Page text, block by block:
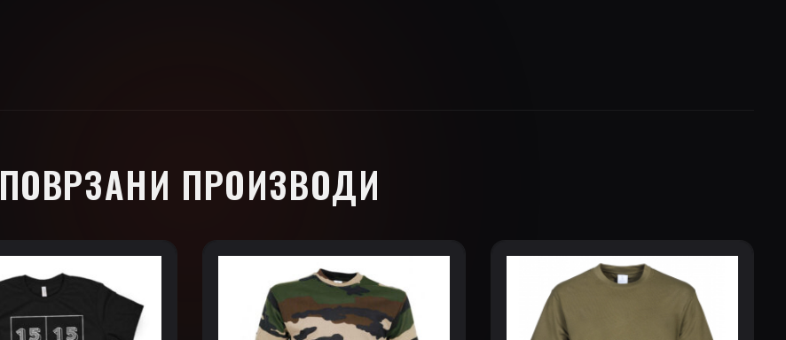
ПОВРЗАНИ ПРОИЗВОДИ